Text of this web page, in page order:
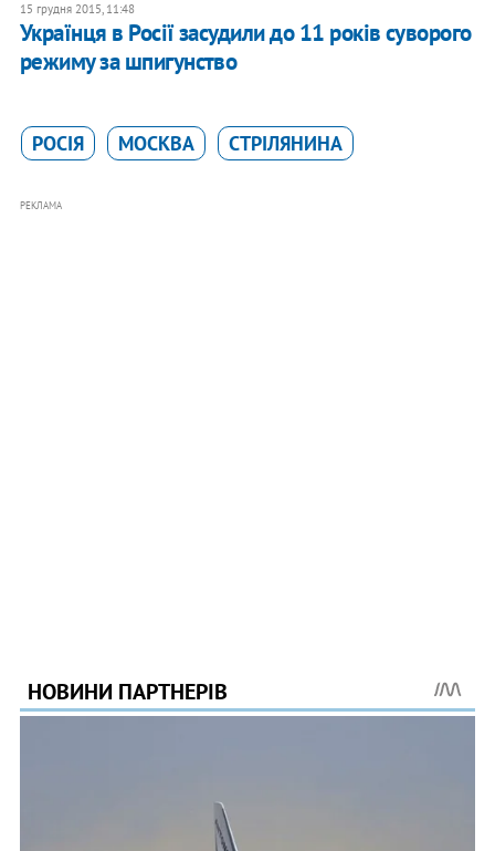
15 грудня 2015, 11:48
Українця в Росії засудили до 11 років суворого
режиму за шпигунство
РОСІЯ МОСКВА СТРІЛЯНИНА
РЕКЛАМА